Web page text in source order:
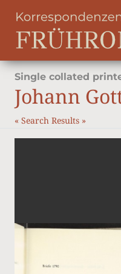
Single collated
Johann
« Search Results »